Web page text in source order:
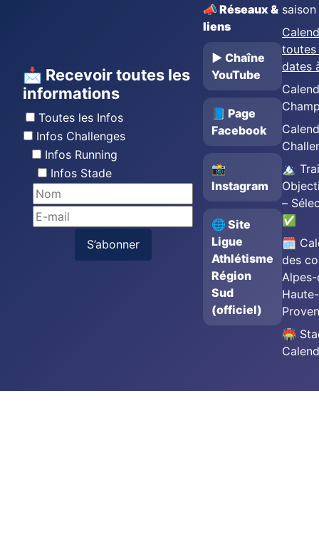
📩 Recevoir toutes les
informations
Toutes les Infos
Infos Challenges
Infos Running
Infos Stade
S’abonner
📣 Réseaux &
liens
▶️ Chaîne
YouTube
📘 Page
Facebook
📸
Instagram
🌐 Site
Ligue
Athlétisme
Région
Sud
(officiel)
saison
toutes
dates
🏔️
–
✅
🗓️
des
Haute-
🏟️